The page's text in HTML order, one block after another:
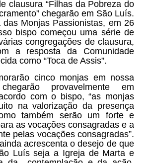
clausura “Filhas da Pobreza do
chegarão em São Luís.
Monjas Passionistas, em 26
bispo começou uma série de
congregações de clausura,
a resposta da Comunidade
como “Toca de Assis”.
cinco monjas em nossa
provavelmente em
com o bispo, “as monjas
na valorização da presença
também serão um forte e
as vocações consagradas e a
pelas vocações consagradas”.
acrescenta o desejo de que
Luís seja a Igreja de Marta e